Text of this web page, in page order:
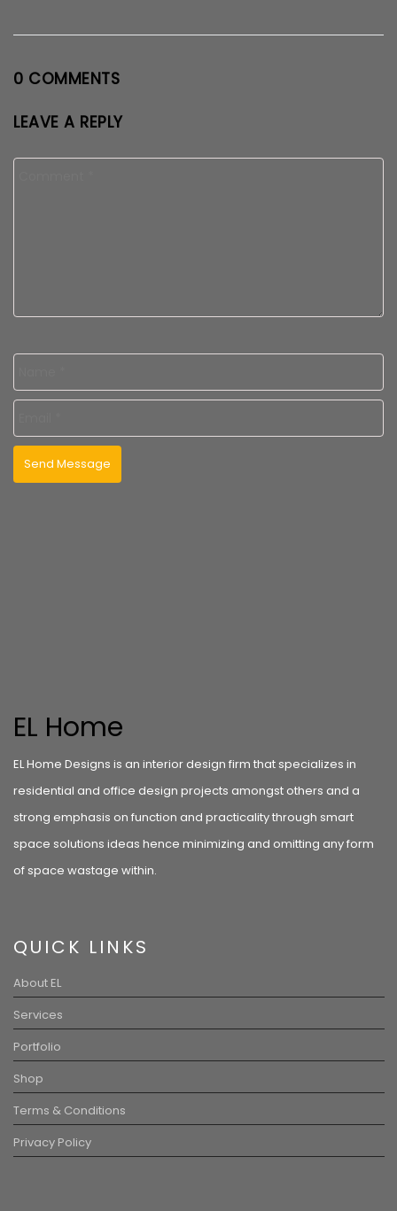
0 COMMENTS
LEAVE A REPLY
EL Home
EL Home Designs is an interior design firm that specializes in
residential and office design projects amongst others and a
strong emphasis on function and practicality through smart
space solutions ideas hence minimizing and omitting any form
of space wastage within.
QUICK LINKS
About EL
Services
Portfolio
Shop
Terms & Conditions
Privacy Policy